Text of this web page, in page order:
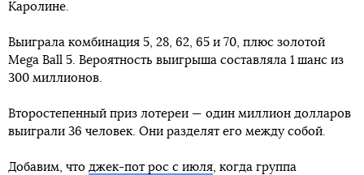
Каролине.
Выиграла комбинация 5, 28, 62, 65 и 70, плюс золотой
Mega Ball 5. Вероятность выигрыша составляла 1 шанс из
300 миллионов.
Второстепенный приз лотереи — один миллион долларов
выиграли 36 человек. Они разделят его между собой.
Добавим, что джек-пот рос с июля, когда группа